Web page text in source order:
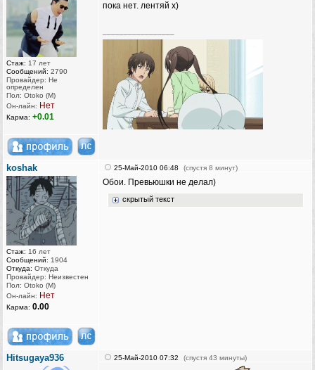
Стаж: 17 лет
Сообщений: 2790
Провайдер: Не
определен
Пол: Otoko (M)
Он-лайн: Нет
Карма: +0.01
пока нет. лентяй х)
koshak
Стаж: 16 лет
Сообщений: 1904
Откуда: Откуда
Провайдер: Неизвестен
Пол: Otoko (M)
Он-лайн: Нет
Карма: 0.00
25-Май-2010 06:48 (спустя 8 минут)
Обои. Превьюшки не делал)
скрытый текст
Hitsugaya936 25-Май-2010 07:32 (спустя 43 минуты)